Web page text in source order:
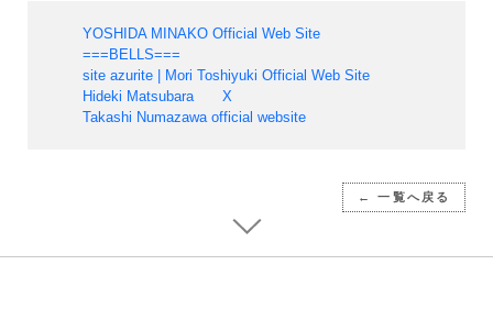
YOSHIDA MINAKO Official Web Site
===BELLS===
site azurite | Mori Toshiyuki Official Web Site
Hideki Matsubara X
Takashi Numazawa official website
← 一覧へ戻る